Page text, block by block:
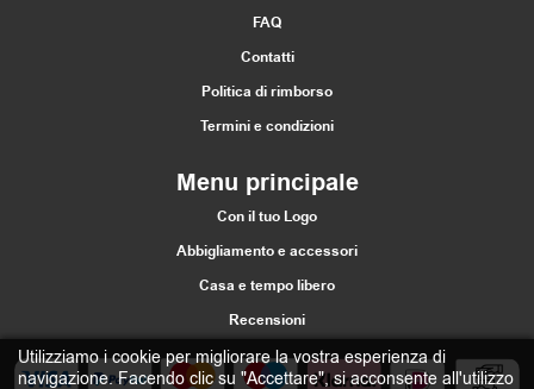
FAQ
Contatti
Politica di rimborso
Termini e condizioni
Menu principale
Con il tuo Logo
Abbigliamento e accessori
Casa e tempo libero
Recensioni
Utilizziamo i cookie per migliorare la vostra esperienza di
navigazione. Facendo clic su "Accettare", si acconsente all'utilizzo